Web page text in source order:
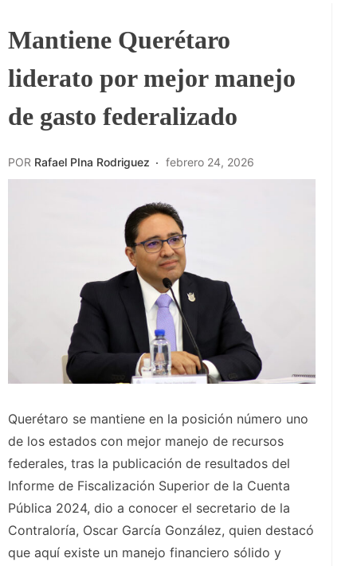
Mantiene Querétaro
liderato por mejor manejo
de gasto federalizado
POR Rafael PIna Rodriguez febrero 24, 2026
Querétaro se mantiene en la posición número uno
de los estados con mejor manejo de recursos
federales, tras la publicación de resultados del
Informe de Fiscalización Superior de la Cuenta
Pública 2024, dio a conocer el secretario de la
Contraloría, Oscar García González, quien destacó
que aquí existe un manejo financiero sólido y